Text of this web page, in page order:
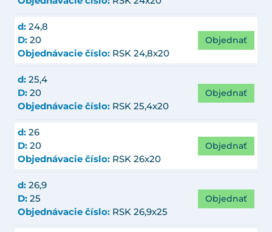
d: 24,8
D: 20
Objednávacie číslo: RSK 24,8x20
Objednať
d: 25,4
D: 20
Objednávacie číslo: RSK 25,4x20
Objednať
d: 26
D: 20
Objednávacie číslo: RSK 26x20
Objednať
d: 26,9
D: 25
Objednávacie číslo: RSK 26,9x25
Objednať